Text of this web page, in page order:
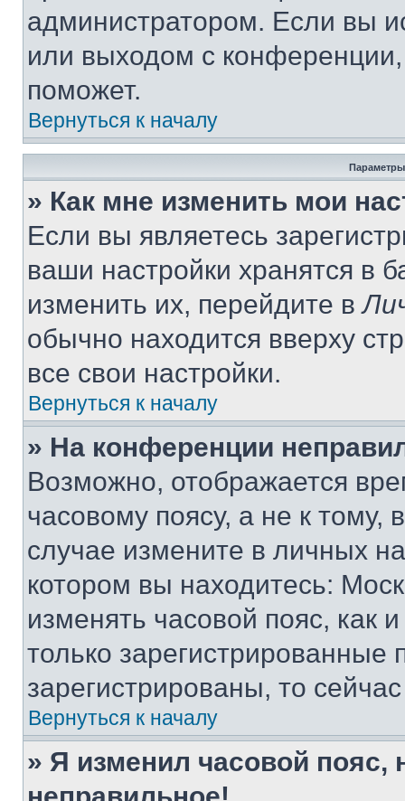
администратором. Если вы
или выходом с
поможет.
Вернуться к началу
Параметры
» Как мне изменить мои
Если вы являетесь
ваши настройки хранятся в
изменить их, перейдите в
обычно находится вверху
все свои настройки.
Вернуться к началу
» На конференции
Возможно, отображается
часовому поясу, а не к тому,
случае измените в личных
котором вы находитесь:
изменять часовой пояс, как
только
зарегистрированы, то
Вернуться к началу
» Я изменил часовой пояс,